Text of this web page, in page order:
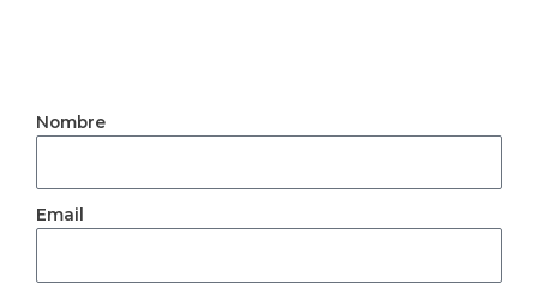
Nombre
Email